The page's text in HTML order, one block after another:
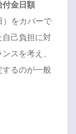
付金日額
）をカバーで
自己負担に対
スを考え、
するのが一般